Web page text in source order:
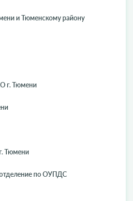
и Тюменскому району
г. Тюмени
Тюмени
по ОУПДС